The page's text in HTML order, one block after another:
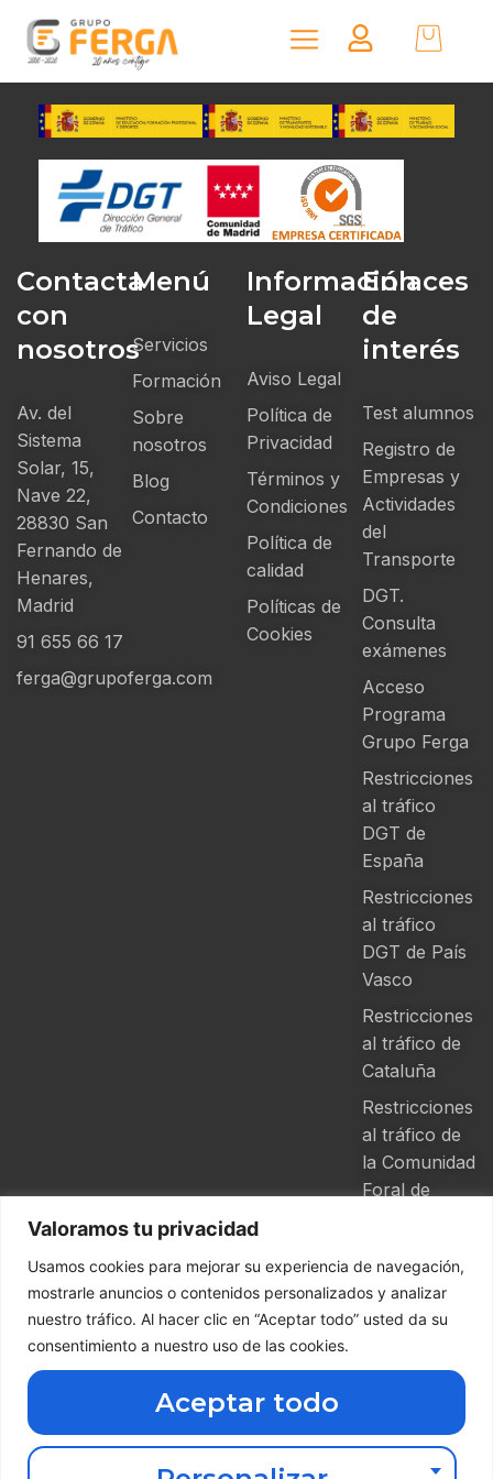
Valoramos tu privacidad
Usamos cookies para mejorar su experiencia de navegación,
mostrarle anuncios o contenidos personalizados y analizar
nuestro tráfico. Al hacer clic en “Aceptar todo” usted da su
consentimiento a nuestro uso de las cookies.
Aceptar todo
Descarga nuestra App de Grupo
Ferga
Haz clic aquí abajo
Contacta
con
nosotros
Av. del
Sistema
Solar, 15,
Nave 22,
28830 San
Fernando de
Henares,
Madrid
91 655 66 17
ferga@grupoferga.com
Menú
Servicios
Formación
Sobre
nosotros
Blog
Contacto
Información
Legal
Aviso Legal
Política de
Privacidad
Términos y
Condiciones
Política de
calidad
Políticas de
Cookies
Enlaces
de
interés
Test alumnos
Registro de
Empresas y
Actividades
del
Transporte
DGT.
Consulta
exámenes
Acceso
Programa
Grupo Ferga
Restricciones
al tráfico
DGT de
España
Restricciones
al tráfico
DGT de País
Vasco
Restricciones
al tráfico de
Cataluña
Restricciones
al tráfico de
la Comunidad
Foral de
2026 Grupo
Ferga | Todos